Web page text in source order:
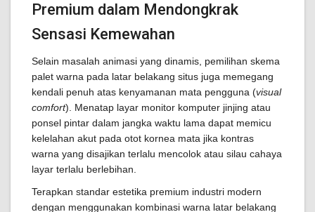
Premium dalam Mendongkrak
Sensasi Kemewahan
Selain masalah animasi yang dinamis, pemilihan skema
palet warna pada latar belakang situs juga memegang
kendali penuh atas kenyamanan mata pengguna (visual
comfort). Menatap layar monitor komputer jinjing atau
ponsel pintar dalam jangka waktu lama dapat memicu
kelelahan akut pada otot kornea mata jika kontras
warna yang disajikan terlalu mencolok atau silau cahaya
layar terlalu berlebihan.
Terapkan standar estetika premium industri modern
dengan menggunakan kombinasi warna latar belakang